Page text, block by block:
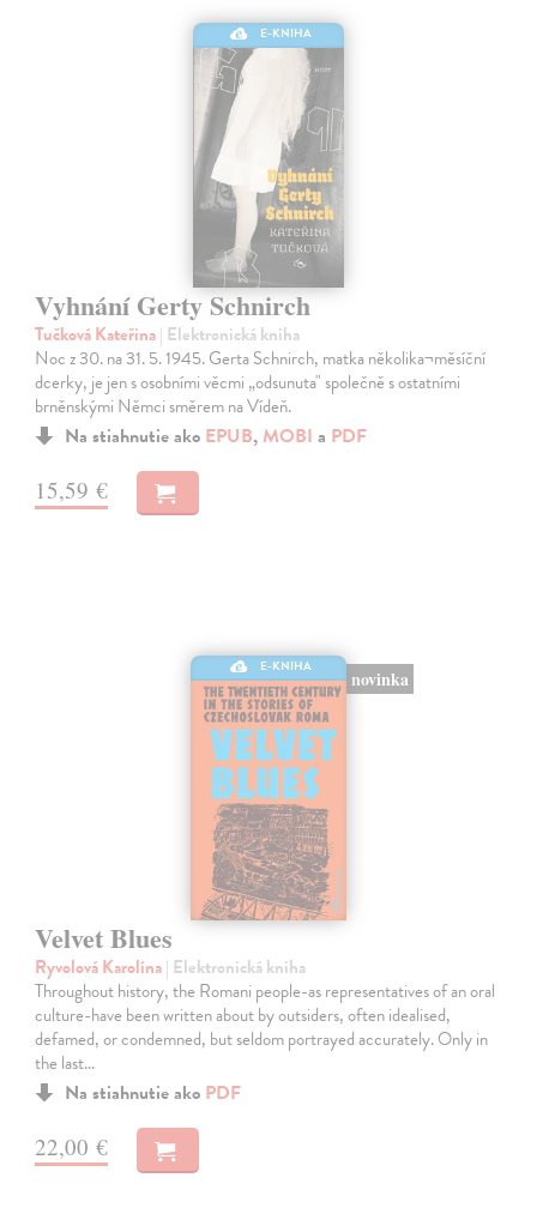
E-KNIHA
Vyhnání Gerty Schnirch
Tučková Kateřina| Elektronická kniha
Noc z 30. na 31. 5. 1945. Gerta Schnirch, matka několika¬měsíční
dcerky, je jen s osobními věcmi „odsunuta" společně s ostatními
brněnskými Němci směrem na Vídeň.
Na stiahnutie ako EPUB, MOBI a PDF
15,59 €
E-KNIHA
novinka
Velvet Blues
Ryvolová Karolína| Elektronická kniha
Throughout history, the Romani people-as representatives of an oral
culture-have been written about by outsiders, often idealised,
defamed, or condemned, but seldom portrayed accurately. Only in
the last…
Na stiahnutie ako PDF
22,00 €